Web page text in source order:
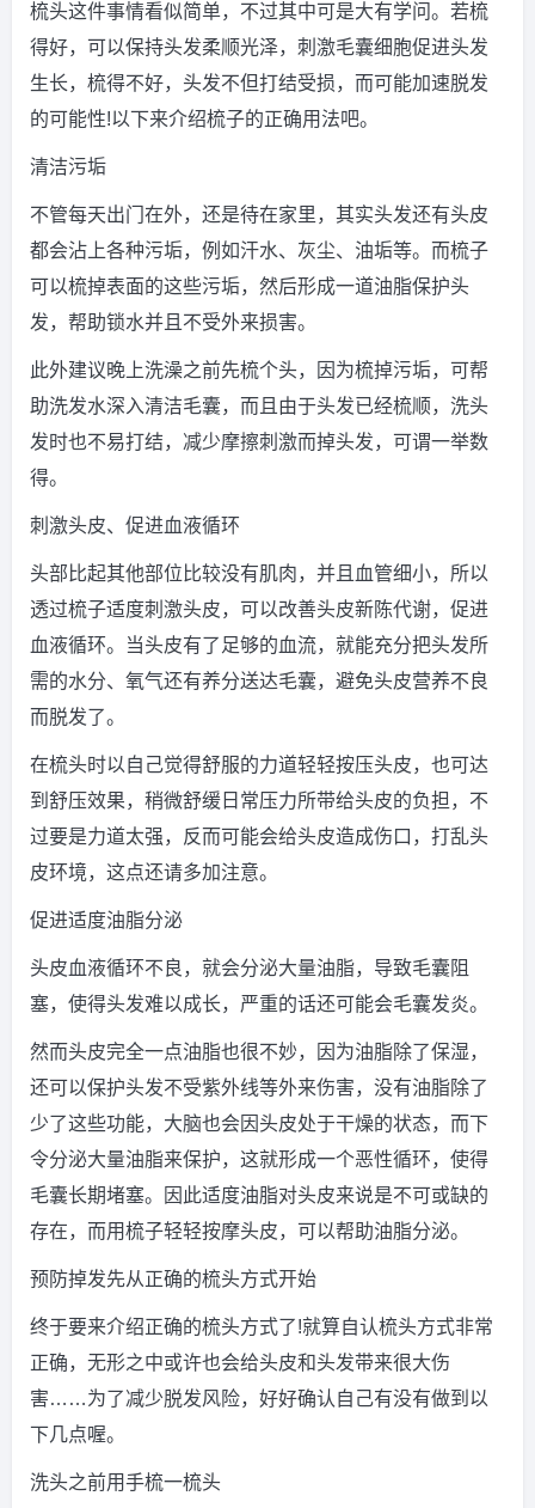
梳头这件事情看似简单，不过其中可是大有学问。若梳
得好，可以保持头发柔顺光泽，刺激毛囊细胞促进头发
生长，梳得不好，头发不但打结受损，而可能加速脱发
的可能性!以下来介绍梳子的正确用法吧。
清洁污垢
不管每天出门在外，还是待在家里，其实头发还有头皮
都会沾上各种污垢，例如汗水、灰尘、油垢等。而梳子
可以梳掉表面的这些污垢，然后形成一道油脂保护头
发，帮助锁水并且不受外来损害。
此外建议晚上洗澡之前先梳个头，因为梳掉污垢，可帮
助洗发水深入清洁毛囊，而且由于头发已经梳顺，洗头
发时也不易打结，减少摩擦刺激而掉头发，可谓一举数
得。
刺激头皮、促进血液循环
头部比起其他部位比较没有肌肉，并且血管细小，所以
透过梳子适度刺激头皮，可以改善头皮新陈代谢，促进
血液循环。当头皮有了足够的血流，就能充分把头发所
需的水分、氧气还有养分送达毛囊，避免头皮营养不良
而脱发了。
在梳头时以自己觉得舒服的力道轻轻按压头皮，也可达
到舒压效果，稍微舒缓日常压力所带给头皮的负担，不
过要是力道太强，反而可能会给头皮造成伤口，打乱头
皮环境，这点还请多加注意。
促进适度油脂分泌
头皮血液循环不良，就会分泌大量油脂，导致毛囊阻
塞，使得头发难以成长，严重的话还可能会毛囊发炎。
然而头皮完全一点油脂也很不妙，因为油脂除了保湿，
还可以保护头发不受紫外线等外来伤害，没有油脂除了
少了这些功能，大脑也会因头皮处于干燥的状态，而下
令分泌大量油脂来保护，这就形成一个恶性循环，使得
毛囊长期堵塞。因此适度油脂对头皮来说是不可或缺的
存在，而用梳子轻轻按摩头皮，可以帮助油脂分泌。
预防掉发先从正确的梳头方式开始
终于要来介绍正确的梳头方式了!就算自认梳头方式非常
正确，无形之中或许也会给头皮和头发带来很大伤
害……为了减少脱发风险，好好确认自己有没有做到以
下几点喔。
洗头之前用手梳一梳头